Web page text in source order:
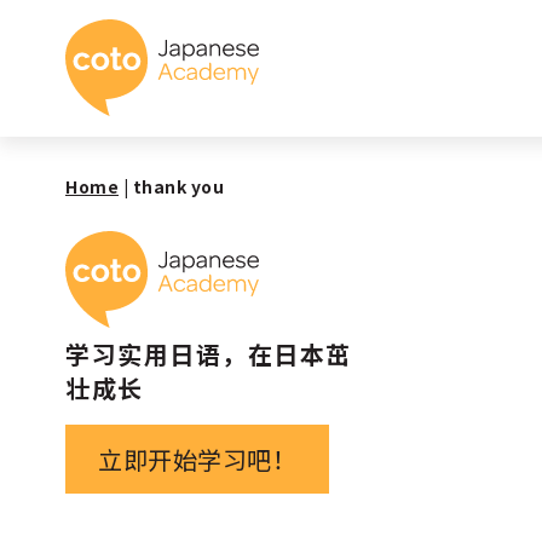
Coto 日本语学校
Home | thank you
Coto 日本语学校
学习实用日语，在日本茁
壮成长
立即开始学习吧！